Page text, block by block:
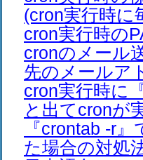
(cron実行時に
cron実行時の
cronのメール
先のメールア
cron実行時に
と出てcronが
『crontab -r
た場合の対処